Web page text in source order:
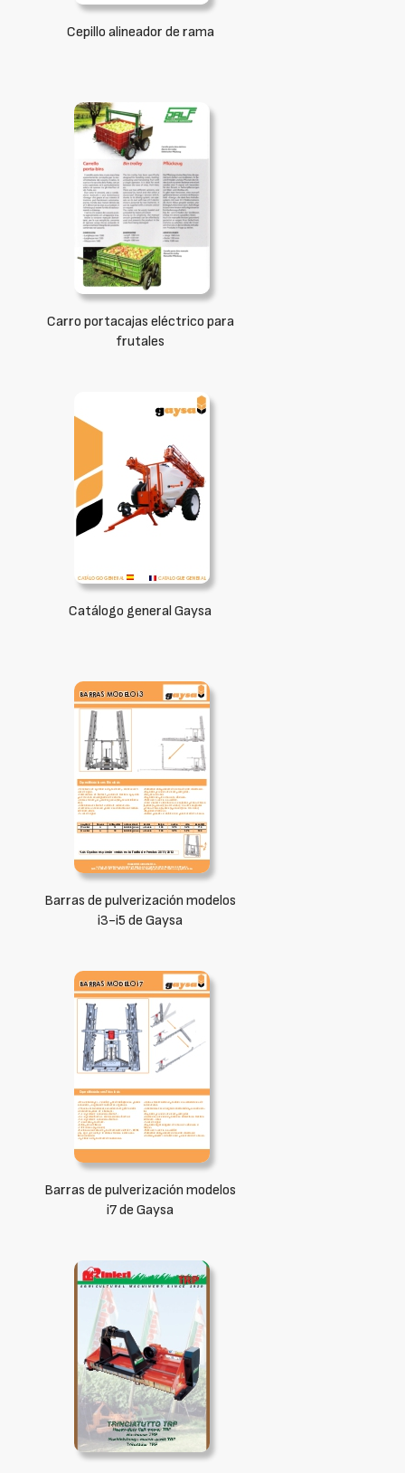
Cepillo alineador de rama
Carro portacajas eléctrico para
frutales
Catálogo general Gaysa
Barras de pulverización modelos
i3-i5 de Gaysa
Barras de pulverización modelos
i7 de Gaysa